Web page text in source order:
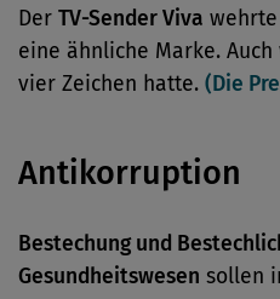
Der TV-Sender Viva
eine ähnliche Marke.
vier Zeichen hatte. (Die
Antikorruption
Bestechung und
Gesundheitswesen sollen